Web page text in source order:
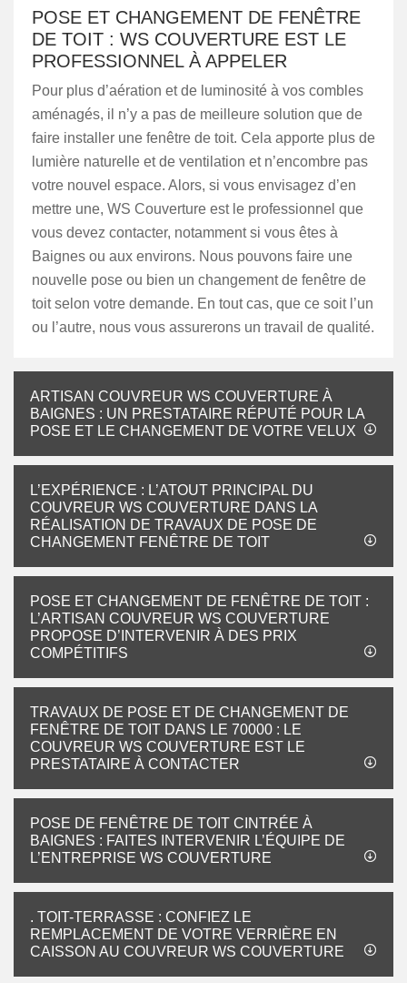
POSE ET CHANGEMENT DE FENÊTRE
DE TOIT : WS COUVERTURE EST LE
PROFESSIONNEL À APPELER
Pour plus d’aération et de luminosité à vos combles
aménagés, il n’y a pas de meilleure solution que de
faire installer une fenêtre de toit. Cela apporte plus de
lumière naturelle et de ventilation et n’encombre pas
votre nouvel espace. Alors, si vous envisagez d’en
mettre une, WS Couverture est le professionnel que
vous devez contacter, notamment si vous êtes à
Baignes ou aux environs. Nous pouvons faire une
nouvelle pose ou bien un changement de fenêtre de
toit selon votre demande. En tout cas, que ce soit l’un
ou l’autre, nous vous assurerons un travail de qualité.
ARTISAN COUVREUR WS COUVERTURE À
BAIGNES : UN PRESTATAIRE RÉPUTÉ POUR LA
POSE ET LE CHANGEMENT DE VOTRE VELUX
L’EXPÉRIENCE : L’ATOUT PRINCIPAL DU
COUVREUR WS COUVERTURE DANS LA
RÉALISATION DE TRAVAUX DE POSE DE
CHANGEMENT FENÊTRE DE TOIT
POSE ET CHANGEMENT DE FENÊTRE DE TOIT :
L’ARTISAN COUVREUR WS COUVERTURE
PROPOSE D’INTERVENIR À DES PRIX
COMPÉTITIFS
TRAVAUX DE POSE ET DE CHANGEMENT DE
FENÊTRE DE TOIT DANS LE 70000 : LE
COUVREUR WS COUVERTURE EST LE
PRESTATAIRE À CONTACTER
POSE DE FENÊTRE DE TOIT CINTRÉE À
BAIGNES : FAITES INTERVENIR L’ÉQUIPE DE
L’ENTREPRISE WS COUVERTURE
. TOIT-TERRASSE : CONFIEZ LE
REMPLACEMENT DE VOTRE VERRIÈRE EN
CAISSON AU COUVREUR WS COUVERTURE